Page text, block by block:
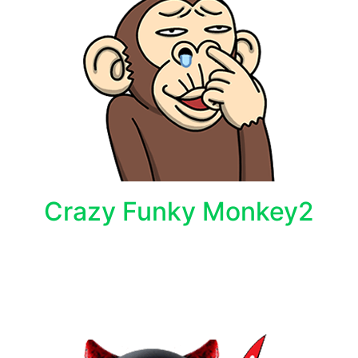
Crazy Funky Monkey2